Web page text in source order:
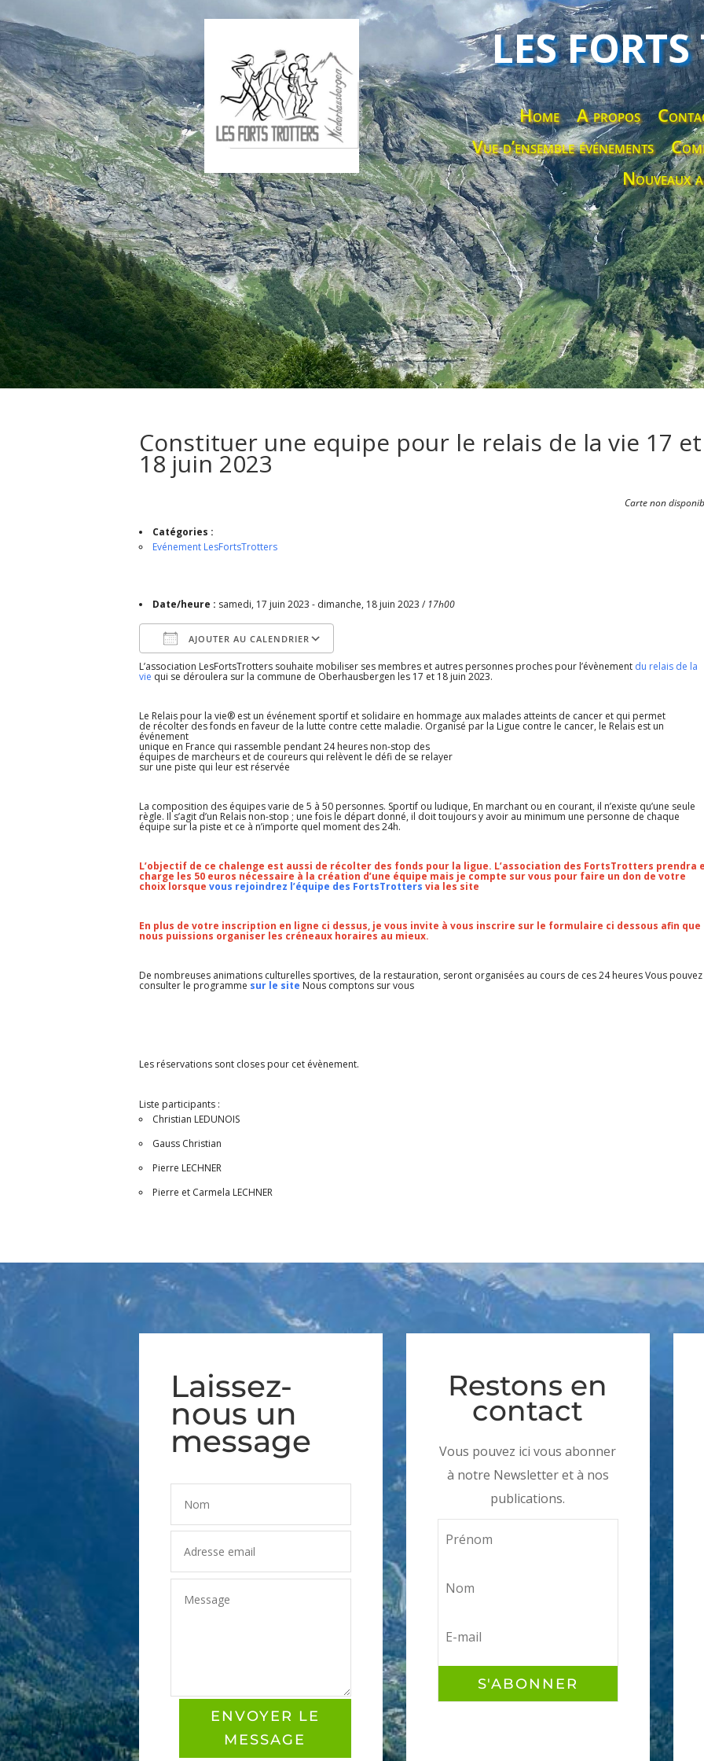
LES
Home A propos
Vue d’ensemble événements
Nouveaux
Constituer une equipe pour le relais de la vie 17 et
18 juin 2023
Carte non
Catégories :
Evénement LesFortsTrotters
Date/heure : samedi, 17 juin 2023 - dimanche, 18 juin 2023 / 17h00
AJOUTER AU CALENDRIER
Télécharger ICS Calendrier Google iCalendar
L’association LesFortsTrotters souhaite mobiliser ses membres et autres personnes proches pour l’évènement du relais de la
vie qui se déroulera sur la commune de Oberhausbergen les 17 et 18 juin 2023.
Le Relais pour la vie® est un événement sportif et solidaire en hommage aux malades atteints de cancer et qui permet
de récolter des fonds en faveur de la lutte contre cette maladie. Organisé par la Ligue contre le cancer, le Relais est un
événement
unique en France qui rassemble pendant 24 heures non-stop des
équipes de marcheurs et de coureurs qui relèvent le défi de se relayer
sur une piste qui leur est réservée
La composition des équipes varie de 5 à 50 personnes. Sportif ou ludique, En marchant ou en courant, il n’existe qu’une seule
règle. Il s’agit d’un Relais non-stop ; une fois le départ donné, il doit toujours y avoir au minimum une personne de chaque
équipe sur la piste et ce à n’importe quel moment des 24h.
L’objectif de ce chalenge est aussi de récolter des fonds pour la ligue. L’association des FortsTrotters prendra
charge les 50 euros nécessaire à la création d’une équipe mais je compte sur vous pour faire un don de votre
choix lorsque vous rejoindrez l’équipe des FortsTrotters via les site
En plus de votre inscription en ligne ci dessus, je vous invite à vous inscrire sur le formulaire ci dessous afin que
nous puissions organiser les créneaux horaires au mieux.
De nombreuses animations culturelles sportives, de la restauration, seront organisées au cours de ces 24 heures Vous pouvez
consulter le programme sur le site Nous comptons sur vous
Les réservations sont closes pour cet évènement.
Liste participants :
Christian LEDUNOIS
Gauss Christian
Pierre LECHNER
Pierre et Carmela LECHNER
Laissez-
nous un
message
ENVOYER LE
MESSAGE
Restons en
contact
Vous pouvez ici vous abonner
à notre Newsletter et à nos
publications.
S'ABONNER